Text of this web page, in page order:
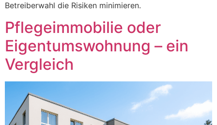
Betreiberwahl die Risiken minimieren.
Pflegeimmobilie oder
Eigentumswohnung – ein
Vergleich